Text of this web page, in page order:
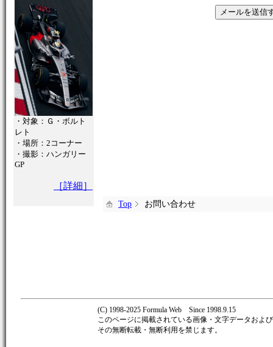
・対象：Ｇ・ボルト
レト
・場所：2コーナー
・撮影：ハンガリー
GP
［詳細］
Top お問い合わせ
(C) 1998-2025 Formula Web Since 1998.9.15
このページに掲載されている画像・文字データおよ
その無断転載・無断利用を禁じます。